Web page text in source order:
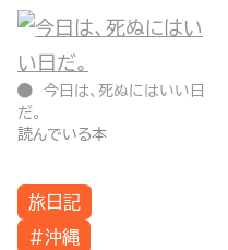
今日は、死ぬにはいい日
だ。
読んでいる本
旅日記
#沖縄